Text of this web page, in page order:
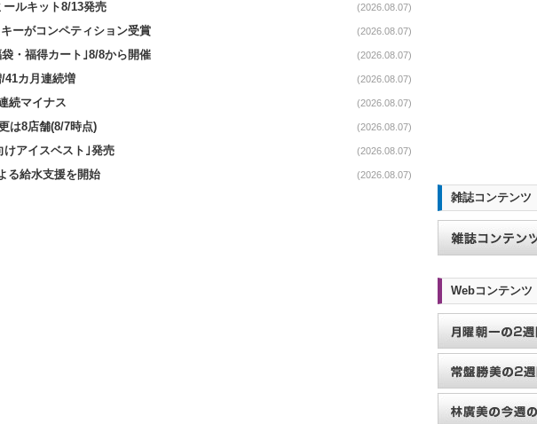
ルキット8/13発売 (2026.08.07)
ーがコンペティション受賞 (2026.08.07)
・福得カート｣8/8から開催 (2026.08.07)
41カ月連続増 (2026.08.07)
続マイナス (2026.08.07)
は8店舗(8/7時点) (2026.08.07)
アイスベスト｣発売 (2026.08.07)
る給水支援を開始 (2026.08.07)
雑誌コンテンツ
Webコンテンツ